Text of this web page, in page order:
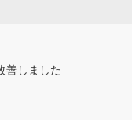
善しました